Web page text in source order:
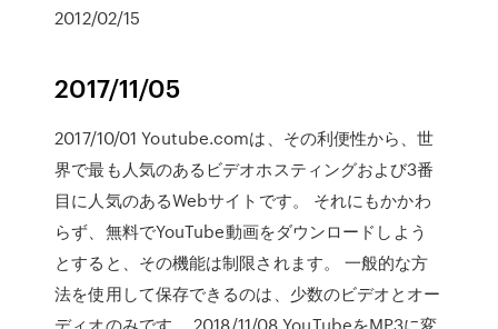
2012/02/15
2017/11/05
2017/10/01 Youtube.comは、その利便性から、世
界で最も人気のあるビデオホスティングおよび3番
目に人気のあるWebサイトです。 それにもかかわ
らず、無料でYouTube動画をダウンロードしよう
とすると、その機能は制限されます。 一般的な方
法を使用して保存できるのは、少数のビデオとオー
ディオのみです。 2018/11/08 YouTubeをMP3に変